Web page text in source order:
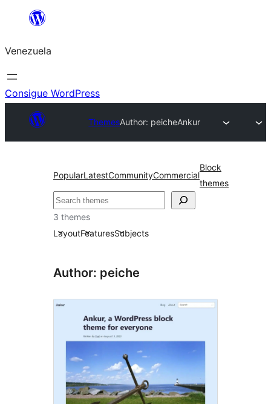
Saltar
contenido
Venezuela
Consigue WordPress
ThemesAuthor: peicheAnkur
PopularLatestCommunityCommercial
Block
themes
Buscar
3 themes
LayoutFeaturesSubjects
Author: peiche